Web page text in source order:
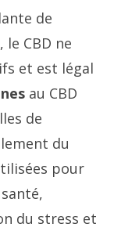
de
CBD ne
et est légal
au CBD
de
du
pour
du stress et